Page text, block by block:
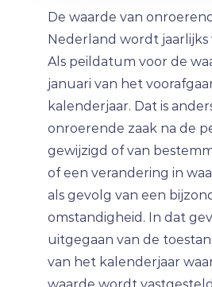
De waarde van
Nederland wordt jaarlijks
Als peildatum voor de
januari van het
kalenderjaar. Dat is
onroerende zaak na de
gewijzigd of van
of een verandering in
als gevolg van een
omstandigheid. In dat
uitgegaan van de
van het kalenderjaar